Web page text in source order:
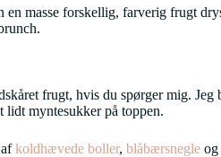
masse forskellig, farverig frugt
frugt, hvis du spørger mig.
lidt myntesukker på toppen.
koldhævede boller, blåbærsnegle og